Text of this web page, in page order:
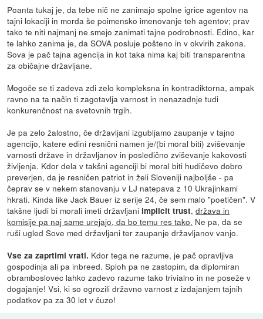
Poanta tukaj je, da tebe nič ne zanimajo spolne igrice agentov na
tajni lokaciji in morda še poimensko imenovanje teh agentov; prav
tako te niti najmanj ne smejo zanimati tajne podrobnosti. Edino, kar
te lahko zanima je, da SOVA posluje pošteno in v okvirih zakona.
Sova je pač tajna agencija in kot taka nima kaj biti transparentna
za običajne državljane.
Mogoče se ti zadeva zdi zelo kompleksna in kontradiktorna, ampak
ravno na ta način ti zagotavlja varnost in nenazadnje tudi
konkurenčnost na svetovnih trgih.
Je pa zelo žalostno, če državljani izgubljamo zaupanje v tajno
agencijo, katere edini resnični namen je/(bi moral biti) zviševanje
varnosti države in državljanov in posledično zviševanje kakovosti
življenja. Kdor dela v takšni agenciji bi moral biti hudičevo dobro
preverjen, da je resničen patriot in želi Sloveniji najboljše - pa
čeprav se v nekem stanovanju v LJ natepava z 10 Ukrajinkami
hkrati. Kinda like Jack Bauer iz serije 24, če sem malo "poetičen". V
takšne ljudi bi morali imeti državljani implicit trust,država in
komisije pa naj same urejajo, da bo temu res tako. Ne pa, da se
ruši ugled Sove med državljani ter zaupanje državljanov vanjo.
Vse za zaprtimi vrati. Kdor tega ne razume, je pač opravljiva
gospodinja ali pa inbreed. Sploh pa ne zastopim, da diplomiran
obramboslovec lahko zadevo razume tako trivialno in ne poseže v
dogajanje! Vsi, ki so ogrozili državno varnost z izdajanjem tajnih
podatkov pa za 30 let v čuzo!